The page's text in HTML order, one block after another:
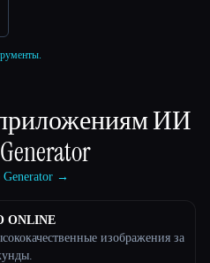
ИИ
Generator →
ONLINE
изображения за